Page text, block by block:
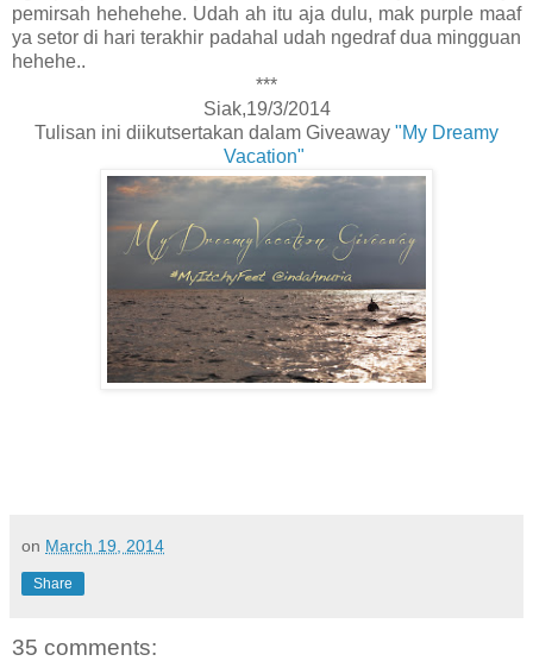
pemirsah hehehehe. Udah ah itu aja dulu, mak purple maaf
ya setor di hari terakhir padahal udah ngedraf dua mingguan
hehehe..
***
Siak,19/3/2014
Tulisan ini diikutsertakan dalam Giveaway "My Dreamy
Vacation"
on March 19, 2014
Share
35 comments: